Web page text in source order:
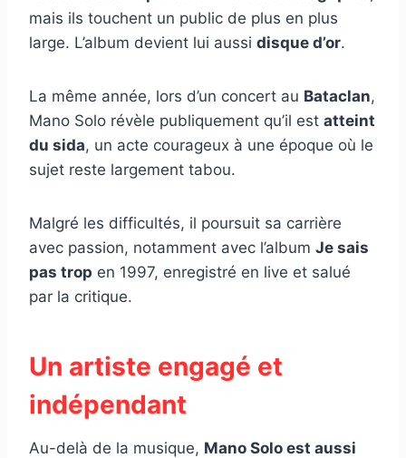
mais ils touchent un public de plus en plus
large. L’album devient lui aussi disque d’or.
La même année, lors d’un concert au Bataclan,
Mano Solo révèle publiquement qu’il est atteint
du sida, un acte courageux à une époque où le
sujet reste largement tabou.
Malgré les difficultés, il poursuit sa carrière
avec passion, notamment avec l’album Je sais
pas trop en 1997, enregistré en live et salué
par la critique.
Un artiste engagé et
indépendant
Au-delà de la musique, Mano Solo est aussi